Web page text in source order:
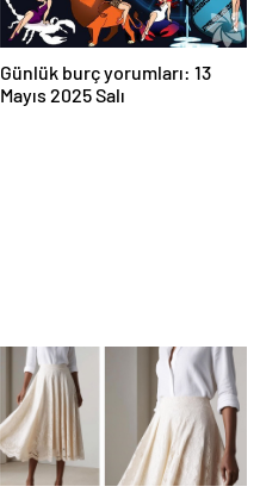
Günlük burç yorumları: 13
Mayıs 2025 Salı